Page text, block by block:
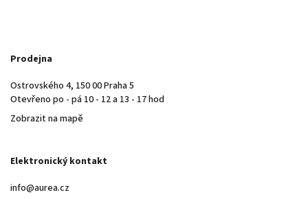
Prodejna
Ostrovského 4, 150 00 Praha 5
Otevřeno po - pá 10 - 12 a 13 - 17 hod
Zobrazit na mapě
Elektronický kontakt
info@aurea.cz